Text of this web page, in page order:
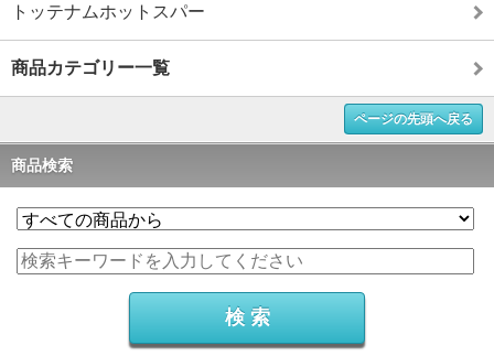
トッテナムホットスパー
商品カテゴリー一覧
ページの先頭へ戻る
商品検索